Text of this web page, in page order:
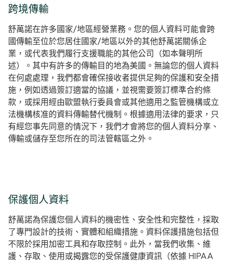
跨境傳輸
舒萬諾在許多國家/地區經營業務。您的個人資料可能會跨
國傳輸至位於您居住國家/地區以外的其他舒萬諾關係企
業，或代表我們履行支援職能的其他公司（如本聲明所
述）。其中有許多的傳輸目的地為美國。無論您的個人資料
在何處處理，我們都會確保接收者提供足夠的保護和安全措
施，例如透過簽訂適當的協議，並視需要簽訂標準合約條
款，或採用經由歐盟執行委員會或其他適用之監管機構或立
法機構核准的資料傳輸替代機制。根據適用法律的要求，只
有經您事先同意的情況下，我們才會將您的個人資料分享、
傳輸或儲存至您所在的司法管轄區之外。
保護個人資料
舒萬諾為保護您個人資料的機密性、安全性和完整性，採取
了專門設計的技術、實體和組織措施。資料保護措施包括但
不限於採用加密工具和存取控制。此外，當我們收集、維
護、存取、使用或揭露您的受保護健康資訊（依據 HIPAA